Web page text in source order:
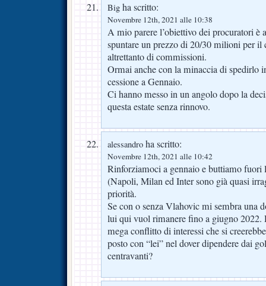
Big ha scritto:
Novembre 12th, 2021 alle 10:38
A mio parere l’obiettivo dei procuratori è
spuntare un prezzo di 20/30 milioni per il
altrettanto di commissioni.
Ormai anche con la minaccia di spedirlo
cessione a Gennaio.
Ci hanno messo in un angolo dopo la
questa estate senza rinnovo.
alessandro ha scritto:
Novembre 12th, 2021 alle 10:42
Rinforziamoci a gennaio e buttiamo fuori
(Napoli, Milan ed Inter sono già quasi
priorità.
Se con o senza Vlahovic mi sembra una
lui qui vuol rimanere fino a giugno 2022.
mega conflitto di interessi che si
posto con “lei” nel dover dipendere dai
centravanti?